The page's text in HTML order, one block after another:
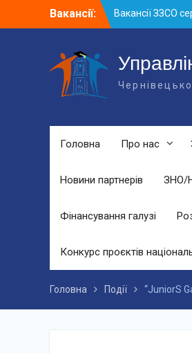
Вакансії:
Вакансії ЗЗСО
р.
Головна Про нас
Новини партнерів ЗНО/
Фінансування галузі
Конкурс проєктів
Головна Події “JuniorS